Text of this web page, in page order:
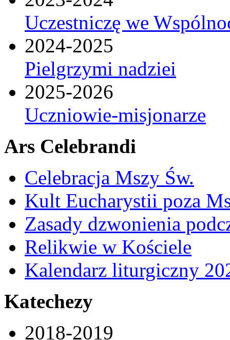
Uczestniczę we
2024-2025
Pielgrzymi nadziei
2025-2026
Uczniowie-misjonarze
Ars Celebrandi
Celebracja Mszy Św.
Kult Eucharystii poza
Zasady dzwonienia
Relikwie w Kościele
Kalendarz liturgiczny
Katechezy
2018-2019